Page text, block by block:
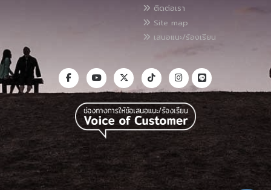
ติดต่อเรา
Site map
เสนอแนะ/ร้องเรียน